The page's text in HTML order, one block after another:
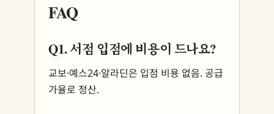
FAQ
Q1. 서점 입점에 비용이 드나요?
교보·예스24·알라딘은 입점 비용 없음. 공급
가율로 정산.